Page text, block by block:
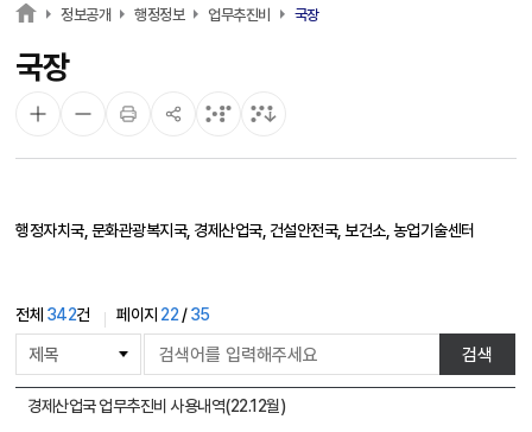
완주군, 모바일 헬스케어 “내 건강 변화 직접 확인”
정보공개 행정정보 업무추진비 국장
국장
행정자치국, 문화관광복지국, 경제산업국, 건설안전국, 보건소, 농업기술센터
전체 342건 페이지 22 /35
물
검색
경제산업국 업무추진비 사용내역(22.12월)